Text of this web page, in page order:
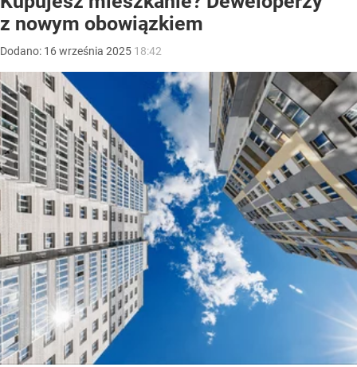
z nowym obowiązkiem
Dodano: 16września 2025 18:42